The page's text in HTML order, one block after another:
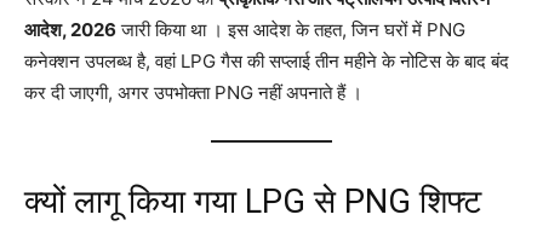
आदेश, 2026 जारी किया था । इस आदेश के तहत, जिन घरों में PNG
कनेक्शन उपलब्ध है, वहां LPG गैस की सप्लाई तीन महीने के नोटिस के बाद बंद
कर दी जाएगी, अगर उपभोक्ता PNG नहीं अपनाते हैं ।
क्यों लागू किया गया LPG से PNG शिफ्ट